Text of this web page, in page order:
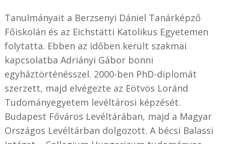
Tanulmányait a Berzsenyi Dániel Tanárképző
Főiskolán és az Eichstätti Katolikus Egyetemen
folytatta. Ebben az időben került szakmai
kapcsolatba Adriányi Gábor bonni
egyháztörténésszel. 2000-ben PhD-diplomát
szerzett, majd elvégezte az Eötvös Loránd
Tudományegyetem levéltárosi képzését.
Budapest Főváros Levéltárában, majd a Magyar
Országos Levéltárban dolgozott. A bécsi Balassi